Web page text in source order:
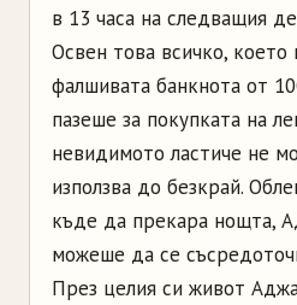
в 13 часа на следващия
Освен това всичко,
фалшивата банкнота от
пазеше за покупката на
невидимото ластиче не
използва до безкрай.
къде да прекара нощта,
можеше да се
През целия си живот